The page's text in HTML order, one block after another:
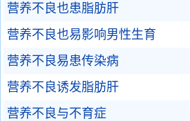
营养不良也患脂肪肝
营养不良也易影响男性生育
营养不良易患传染病
营养不良诱发脂肪肝
营养不良与不育症